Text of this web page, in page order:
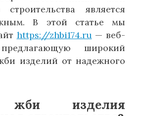
является
В этой статье мы
https://zhbi174.ru — веб-
широкий
изделий от надежного
жби изделия